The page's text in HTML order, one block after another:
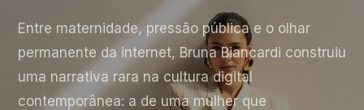
Entre maternidade, pressão pública e o olhar
permanente da internet, Bruna Biancardi construiu
uma narrativa rara na cultura digital
contemporânea: a de uma mulher que